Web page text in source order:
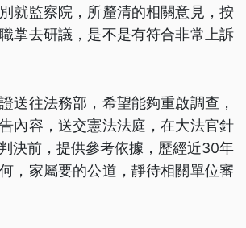
就監察院，所釐清的相關意見，按
掌去研議，是不是有符合非常上訴
送往法務部，希望能夠重啟調查，
內容，送交憲法法庭，在大法官針
決前，提供參考依據，歷經近30年
，家屬要的公道，靜待相關單位審